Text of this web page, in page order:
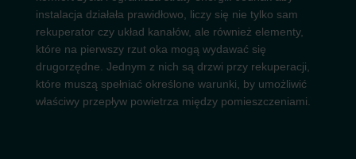
instalacja działała prawidłowo, liczy się nie tylko sam
rekuperator czy układ kanałów, ale również elementy,
które na pierwszy rzut oka mogą wydawać się
drugorzędne. Jednym z nich są drzwi przy rekuperacji,
które muszą spełniać określone warunki, by umożliwić
właściwy przepływ powietrza między pomieszczeniami.